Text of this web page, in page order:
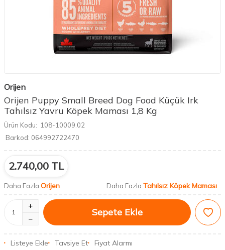
Orijen
Orijen Puppy Small Breed Dog Food Küçük Irk
Tahılsız Yavru Köpek Maması 1,8 Kg
Ürün Kodu: 108-10009.02
Barkod: 064992722470
2.740,00 TL
Daha Fazla Orijen Daha Fazla Tahılsız Köpek Maması
Sepete Ekle
Listeye Ekle Tavsiye Et Fiyat Alarmı